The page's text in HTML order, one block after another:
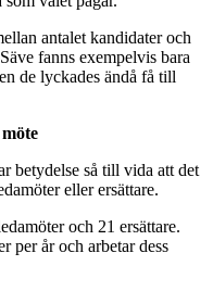
antalet kandidater och
fanns exempelvis bara
de lyckades ändå få till
betydelse så till vida att det
eller ersättare.
och 21 ersättare.
per år och arbetar dess